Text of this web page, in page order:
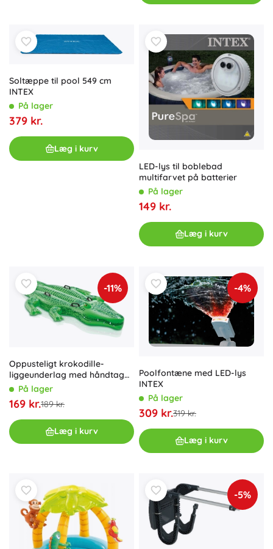
Soltæppe til pool 549 cm
INTEX
På lager
379 kr.
Læg i kurv
LED-lys til boblebad
multifarvet på batterier
På lager
149 kr.
Læg i kurv
-11%
Oppusteligt krokodille-
liggeunderlag med håndtag
203 × 114 cm Intex
På lager
169 kr.189 kr.
Læg i kurv
-4%
Poolfontæne med LED-lys
INTEX
På lager
309 kr.319 kr.
Læg i kurv
-5%